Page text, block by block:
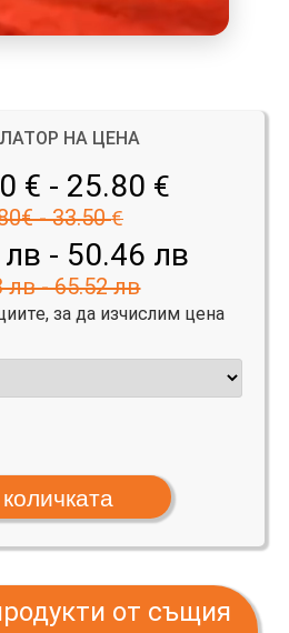
НА ЦЕНА
€ - 25.80 €
- 33.50 €
- 50.46 лв
лв - 65.52 лв
за да изчислим цена
от същия